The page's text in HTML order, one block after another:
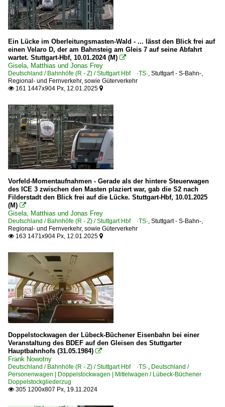
Ein Lücke im Oberleitungsmasten-Wald - ... lässt den Blick frei auf
einen Velaro D, der am Bahnsteig am Gleis 7 auf seine Abfahrt
wartet. Stuttgart-Hbf, 10.01.2024 (M) 
Gisela, Matthias und Jonas Frey
Deutschland / Bahnhöfe (R - Z) / Stuttgart Hbf ·TS·, Stuttgart - S-Bahn-,
Regional- und Fernverkehr, sowie Güterverkehr
 161 1447x904 Px, 12.01.2025 
Vorfeld-Momentaufnahmen - Gerade als der hintere Steuerwagen
des ICE 3 zwischen den Masten plaziert war, gab die S2 nach
Filderstadt den Blick frei auf die Lücke. Stuttgart-Hbf, 10.01.2025
(M) 
Gisela, Matthias und Jonas Frey
Deutschland / Bahnhöfe (R - Z) / Stuttgart Hbf ·TS·, Stuttgart - S-Bahn-,
Regional- und Fernverkehr, sowie Güterverkehr
 163 1471x904 Px, 12.01.2025 
Doppelstockwagen der Lübeck-Büchener Eisenbahn bei einer
Veranstaltung des BDEF auf den Gleisen des Stuttgarter
Hauptbahnhofs (31.05.1984) 
Frank Nowotny
Deutschland / Bahnhöfe (R - Z) / Stuttgart Hbf ·TS·, Deutschland /
Personenwagen | Doppelstockwagen | Mittelwagen / Lübeck-Büchener
Doppelstockgliederzug
 305 1200x807 Px, 19.11.2024